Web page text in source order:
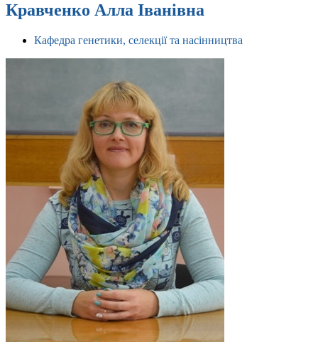
Кравченко Алла Іванівна
Кафедра генетики, селекції та насінництва